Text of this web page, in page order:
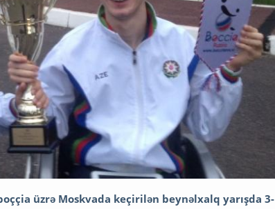
üzrə Moskvada keçirilən beynəlxalq yarışda 3-